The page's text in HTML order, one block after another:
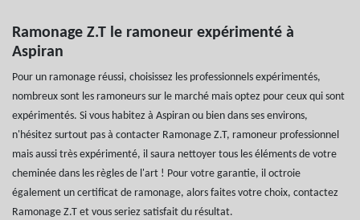
Ramonage Z.T le ramoneur expérimenté à
Aspiran
Pour un ramonage réussi, choisissez les professionnels expérimentés,
nombreux sont les ramoneurs sur le marché mais optez pour ceux qui sont
expérimentés. Si vous habitez à Aspiran ou bien dans ses environs,
n'hésitez surtout pas à contacter Ramonage Z.T, ramoneur professionnel
mais aussi très expérimenté, il saura nettoyer tous les éléments de votre
cheminée dans les règles de l'art ! Pour votre garantie, il octroie
également un certificat de ramonage, alors faites votre choix, contactez
Ramonage Z.T et vous seriez satisfait du résultat.